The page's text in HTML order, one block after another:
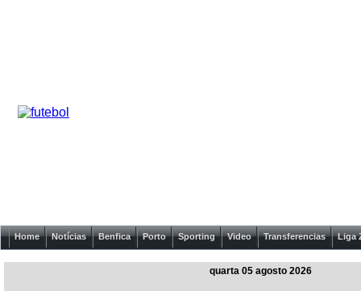
Home Notícias Benfica Porto Sporting Video Transferencias Liga
quarta 05 agosto 2026